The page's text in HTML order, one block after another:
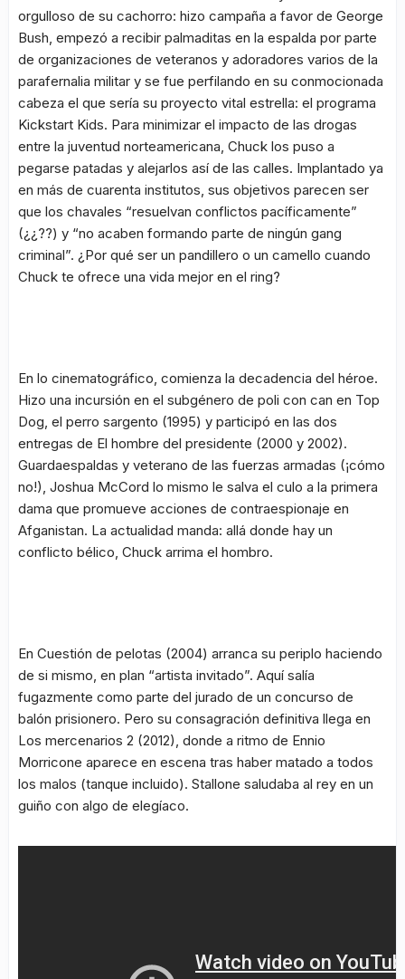
orgulloso de su cachorro: hizo campaña a favor de George
Bush, empezó a recibir palmaditas en la espalda por parte
de organizaciones de veteranos y adoradores varios de la
parafernalia militar y se fue perfilando en su conmocionada
cabeza el que sería su proyecto vital estrella: el programa
Kickstart Kids. Para minimizar el impacto de las drogas
entre la juventud norteamericana, Chuck los puso a
pegarse patadas y alejarlos así de las calles. Implantado ya
en más de cuarenta institutos, sus objetivos parecen ser
que los chavales “resuelvan conflictos pacíficamente”
(¿¿??) y “no acaben formando parte de ningún gang
criminal”. ¿Por qué ser un pandillero o un camello cuando
Chuck te ofrece una vida mejor en el ring?
En lo cinematográfico, comienza la decadencia del héroe.
Hizo una incursión en el subgénero de poli con can en Top
Dog, el perro sargento (1995) y participó en las dos
entregas de El hombre del presidente (2000 y 2002).
Guardaespaldas y veterano de las fuerzas armadas (¡cómo
no!), Joshua McCord lo mismo le salva el culo a la primera
dama que promueve acciones de contraespionaje en
Afganistan. La actualidad manda: allá donde hay un
conflicto bélico, Chuck arrima el hombro.
En Cuestión de pelotas (2004) arranca su periplo haciendo
de si mismo, en plan “artista invitado”. Aquí salía
fugazmente como parte del jurado de un concurso de
balón prisionero. Pero su consagración definitiva llega en
Los mercenarios 2 (2012), donde a ritmo de Ennio
Morricone aparece en escena tras haber matado a todos
los malos (tanque incluido). Stallone saludaba al rey en un
guiño con algo de elegíaco.